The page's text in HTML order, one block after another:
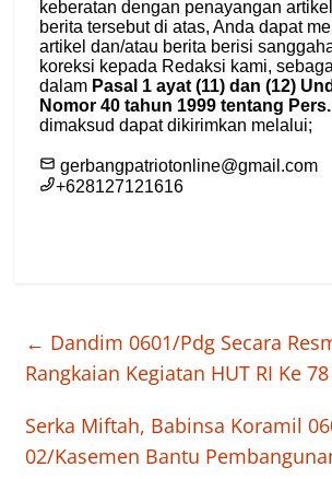
← Dandim 0601/Pdg Secara
Rangkaian Kegiatan HUT RI Ke 78
Serka Miftah, Babinsa Koramil
02/Kasemen Bantu